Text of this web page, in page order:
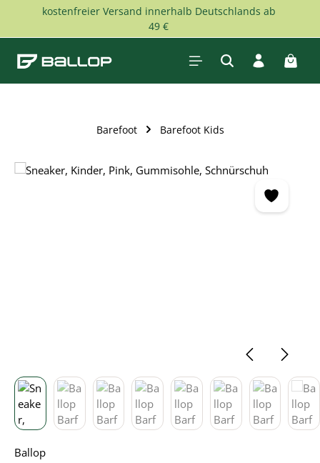
Zum Hauptinhalt springen
kostenfreier Versand innerhalb Deutschlands ab
49 €
Barefoot Barefoot Kids
Bildergalerie überspringen
Ballop